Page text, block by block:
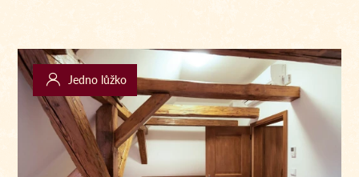
Jedno lůžko